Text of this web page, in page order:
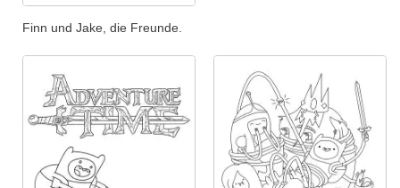
Finn und Jake, die Freunde.